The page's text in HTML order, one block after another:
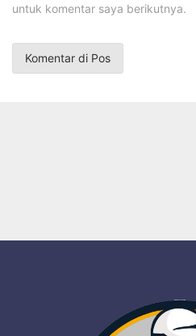
untuk komentar saya berikutnya.